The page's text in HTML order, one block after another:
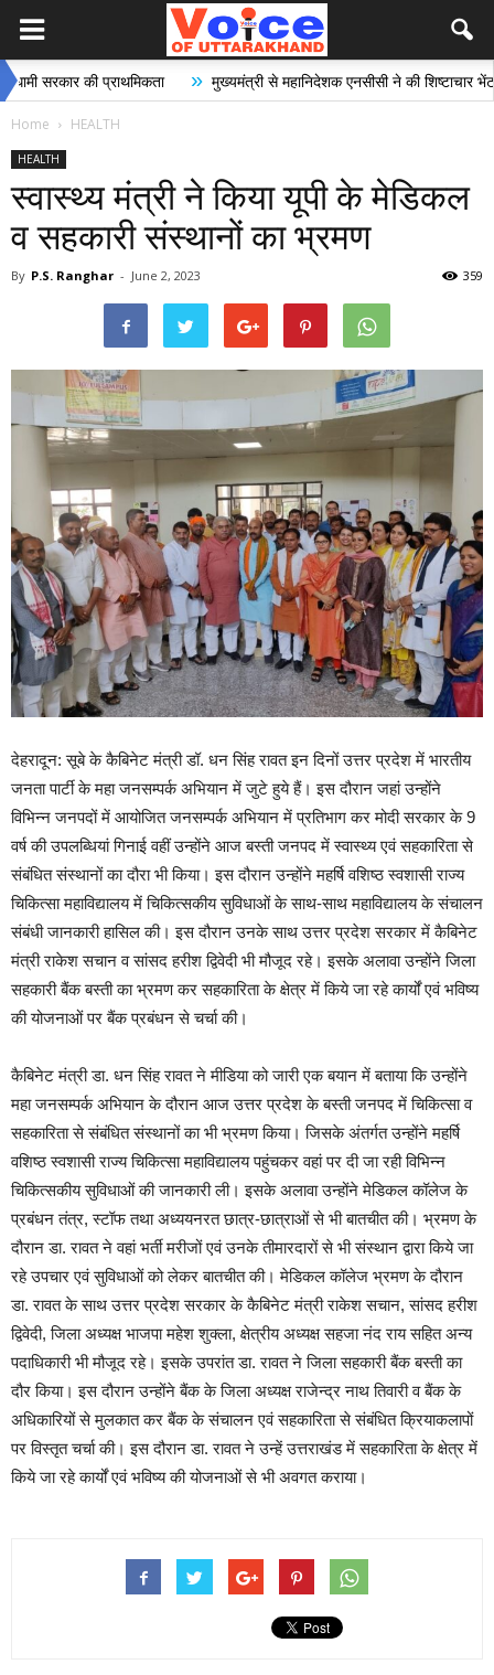
की प्राथमिकता » मुख्यमंत्री से महानिदेशक एनसीसी ने की शिष्टाचार भेंट »
Home HEALTH
HEALTH
स्वास्थ्य मंत्री ने किया यूपी के मेडिकल
व सहकारी संस्थानों का भ्रमण
By P.S. Ranghar - June 2, 2023 359
देहरादून: सूबे के कैबिनेट मंत्री डॉ. धन सिंह रावत इन दिनों उत्तर प्रदेश में भारतीय
जनता पार्टी के महा जनसम्पर्क अभियान में जुटे हुये हैं। इस दौरान जहां उन्होंने
विभिन्न जनपदों में आयोजित जनसम्पर्क अभियान में प्रतिभाग कर मोदी सरकार के 9
वर्ष की उपलब्धियां गिनाई वहीं उन्होंने आज बस्ती जनपद में स्वास्थ्य एवं सहकारिता से
संबंधित संस्थानों का दौरा भी किया। इस दौरान उन्होंने महर्षि वशिष्ठ स्वशासी राज्य
चिकित्सा महाविद्यालय में चिकित्सकीय सुविधाओं के साथ-साथ महाविद्यालय के संचालन
संबंधी जानकारी हासिल की। इस दौरान उनके साथ उत्तर प्रदेश सरकार में कैबिनेट
मंत्री राकेश सचान व सांसद हरीश द्विवेदी भी मौजूद रहे। इसके अलावा उन्होंने जिला
सहकारी बैंक बस्ती का भ्रमण कर सहकारिता के क्षेत्र में किये जा रहे कार्यों एवं भविष्य
की योजनाओं पर बैंक प्रबंधन से चर्चा की।
कैबिनेट मंत्री डा. धन सिंह रावत ने मीडिया को जारी एक बयान में बताया कि उन्होंने
महा जनसम्पर्क अभियान के दौरान आज उत्तर प्रदेश के बस्ती जनपद में चिकित्सा व
सहकारिता से संबंधित संस्थानों का भी भ्रमण किया। जिसके अंतर्गत उन्होंने महर्षि
वशिष्ठ स्वशासी राज्य चिकित्सा महाविद्यालय पहुंचकर वहां पर दी जा रही विभिन्न
चिकित्सकीय सुविधाओं की जानकारी ली। इसके अलावा उन्होंने मेडिकल कॉलेज के
प्रबंधन तंत्र, स्टॉफ तथा अध्ययनरत छात्र-छात्राओं से भी बातचीत की। भ्रमण के
दौरान डा. रावत ने वहां भर्ती मरीजों एवं उनके तीमारदारों से भी संस्थान द्वारा किये जा
रहे उपचार एवं सुविधाओं को लेकर बातचीत की। मेडिकल कॉलेज भ्रमण के दौरान
डा. रावत के साथ उत्तर प्रदेश सरकार के कैबिनेट मंत्री राकेश सचान, सांसद हरीश
द्विवेदी, जिला अध्यक्ष भाजपा महेश शुक्ला, क्षेत्रीय अध्यक्ष सहजा नंद राय सहित अन्य
पदाधिकारी भी मौजूद रहे। इसके उपरांत डा. रावत ने जिला सहकारी बैंक बस्ती का
दौर किया। इस दौरान उन्होंने बैंक के जिला अध्यक्ष राजेन्द्र नाथ तिवारी व बैंक के
अधिकारियों से मुलकात कर बैंक के संचालन एवं सहकारिता से संबंधित क्रियाकलापों
पर विस्तृत चर्चा की। इस दौरान डा. रावत ने उन्हें उत्तराखंड में सहकारिता के क्षेत्र में
किये जा रहे कार्यों एवं भविष्य की योजनाओं से भी अवगत कराया।